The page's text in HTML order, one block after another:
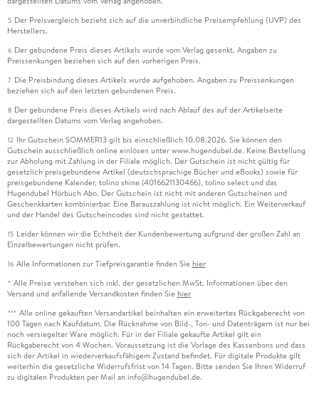
5 Der Preisvergleich bezieht sich auf die unverbindliche Preisempfehlung (UVP) des
Herstellers.
6 Der gebundene Preis dieses Artikels wurde vom Verlag gesenkt. Angaben zu
Preissenkungen beziehen sich auf den vorherigen Preis.
7 Die Preisbindung dieses Artikels wurde aufgehoben. Angaben zu Preissenkungen
beziehen sich auf den letzten gebundenen Preis.
8 Der gebundene Preis dieses Artikels wird nach Ablauf des auf der Artikelseite
dargestellten Datums vom Verlag angehoben.
12 Ihr Gutschein SOMMER13 gilt bis einschließlich 10.08.2026. Sie können den
Gutschein ausschließlich online einlösen unter www.hugendubel.de. Keine Bestellung
zur Abholung mit Zahlung in der Filiale möglich. Der Gutschein ist nicht gültig für
gesetzlich preisgebundene Artikel (deutschsprachige Bücher und eBooks) sowie für
preisgebundene Kalender, tolino shine (4016621130466), tolino select und das
Hugendubel Hörbuch Abo. Der Gutschein ist nicht mit anderen Gutscheinen und
Geschenkkarten kombinierbar. Eine Barauszahlung ist nicht möglich. Ein Weiterverkauf
und der Handel des Gutscheincodes sind nicht gestattet.
15 Leider können wir die Echtheit der Kundenbewertung aufgrund der großen Zahl an
Einzelbewertungen nicht prüfen.
16 Alle Informationen zur Tiefpreisgarantie finden Sie hier
* Alle Preise verstehen sich inkl. der gesetzlichen MwSt. Informationen über den
Versand und anfallende Versandkosten finden Sie hier
*** Alle online gekauften Versandartikel beinhalten ein erweitertes Rückgaberecht von
100 Tagen nach Kaufdatum. Die Rücknahme von Bild-, Ton- und Datenträgern ist nur bei
noch versiegelter Ware möglich. Für in der Filiale gekaufte Artikel gilt ein
Rückgaberecht von 4 Wochen. Voraussetzung ist die Vorlage des Kassenbons und dass
sich der Artikel in wiederverkaufsfähigem Zustand befindet. Für digitale Produkte gilt
weiterhin die gesetzliche Widerrufsfrist von 14 Tagen. Bitte senden Sie Ihren Widerruf
zu digitalen Produkten per Mail an info@hugendubel.de.